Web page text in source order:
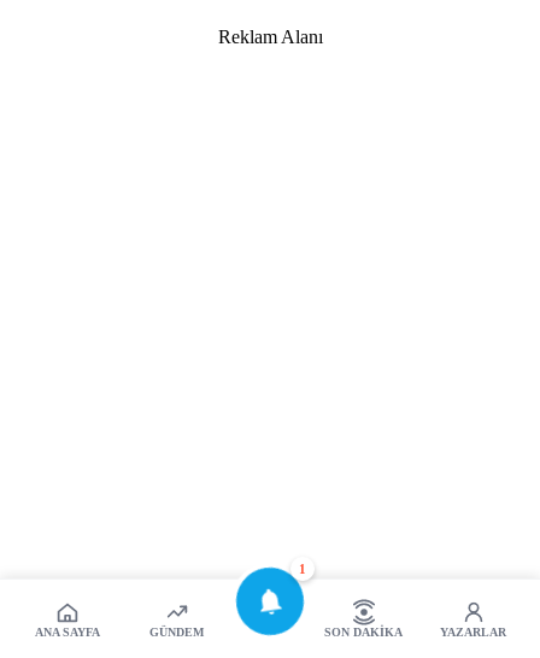
ANA SAYFA GÜNDEM
1
SON DAKIKA YAZARLAR
Reklam Alanı